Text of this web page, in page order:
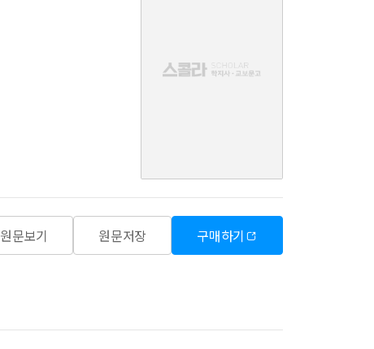
원문보기 원문저장 구매하기